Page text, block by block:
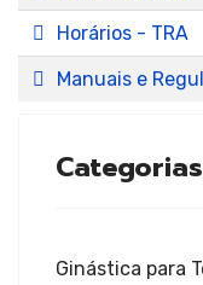
Pasta
Horários - TRA
Pasta
Manuais e
Categorias
Ginástica para